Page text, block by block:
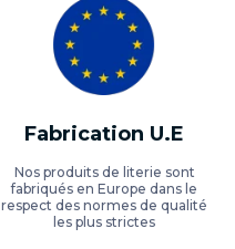
Fabrication U.E
Nos produits de literie sont
fabriqués en Europe dans le
respect des normes de qualité
les plus strictes